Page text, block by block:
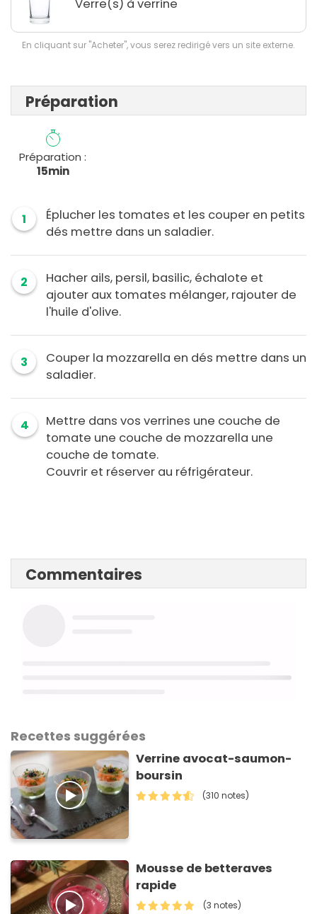
Verre(s) à verrine
En cliquant sur "Acheter", vous serez redirigé vers un site externe.
Préparation
Préparation :
15min
1
Éplucher les tomates et les couper en petits
dés mettre dans un saladier.
2
Hacher ails, persil, basilic, échalote et
ajouter aux tomates mélanger, rajouter de
l'huile d'olive.
3
Couper la mozzarella en dés mettre dans un
saladier.
4
Mettre dans vos verrines une couche de
tomate une couche de mozzarella une
couche de tomate.
Couvrir et réserver au réfrigérateur.
Commentaires
Recettes suggérées
Verrine avocat-saumon-
boursin
(310 notes)
Mousse de betteraves
rapide
(3 notes)